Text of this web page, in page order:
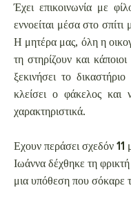
Έχει επικοινωνία με
εννοείται μέσα στο
Η μητέρα μας, όλη η
τη στηρίζουν και
ξεκινήσει το
κλείσει ο φάκελος και
χαρακτηριστικά.
Εχουν περάσει σχεδόν
Ιωάννα δέχθηκε τη
μια υπόθεση που σόκαρε